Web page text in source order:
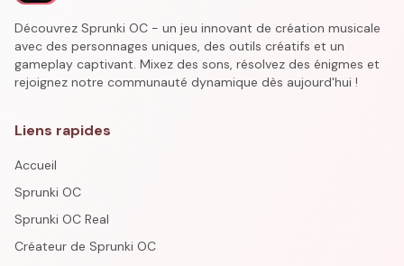
Découvrez Sprunki OC - un jeu innovant de création musicale
avec des personnages uniques, des outils créatifs et un
gameplay captivant. Mixez des sons, résolvez des énigmes et
rejoignez notre communauté dynamique dès aujourd'hui !
Liens rapides
Accueil
Sprunki OC
Sprunki OC Real
Créateur de Sprunki OC